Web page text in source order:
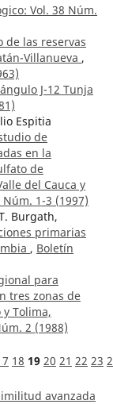
Vol. 38 Núm.
de las reservas
Villanueva ,
J-12 Tunja
Espitia
de
en la
de
del Cauca y
1-3 (1997)
Burgath,
primarias
, Boletín
para
tres zonas de
Tolima,
2 (1988)
18 19 20 21 22 23
avanzada